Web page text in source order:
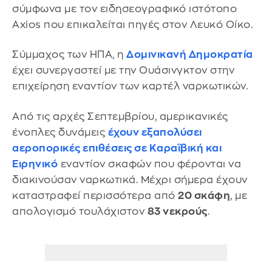
σύμφωνα με τον ειδησεογραφικό ιστότοπο
Axios που επικαλείται πηγές στον Λευκό Οίκο.
Σύμμαχος των ΗΠΑ, η Δομινικανή Δημοκρατία
έχει συνεργαστεί με την Ουάσινγκτον στην
επιχείρηση εναντίον των καρτέλ ναρκωτικών.
Από τις αρχές Σεπτεμβρίου, αμερικανικές
ένοπλες δυνάμεις έχουν εξαπολύσει
αεροπορικές επιθέσεις σε Καραϊβική και
Ειρηνικό εναντίον σκαφών που φέρονται να
διακινούσαν ναρκωτικά. Μέχρι σήμερα έχουν
καταστραφεί περισσότερα από 20 σκάφη, με
απολογισμό τουλάχιστον 83 νεκρούς.